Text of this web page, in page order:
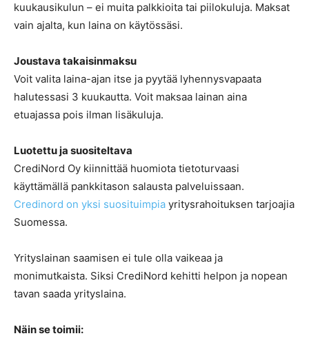
kuukausikulun – ei muita palkkioita tai piilokuluja. Maksat
vain ajalta, kun laina on käytössäsi.
Joustava takaisinmaksu
Voit valita laina-ajan itse ja pyytää lyhennysvapaata
halutessasi 3 kuukautta. Voit maksaa lainan aina
etuajassa pois ilman lisäkuluja.
Luotettu ja suositeltava
CrediNord Oy kiinnittää huomiota tietoturvaasi
käyttämällä pankkitason salausta palveluissaan.
Credinord on yksi suosituimpia yritysrahoituksen tarjoajia
Suomessa.
Yrityslainan saamisen ei tule olla vaikeaa ja
monimutkaista. Siksi CrediNord kehitti helpon ja nopean
tavan saada yrityslaina.
Näin se toimii: